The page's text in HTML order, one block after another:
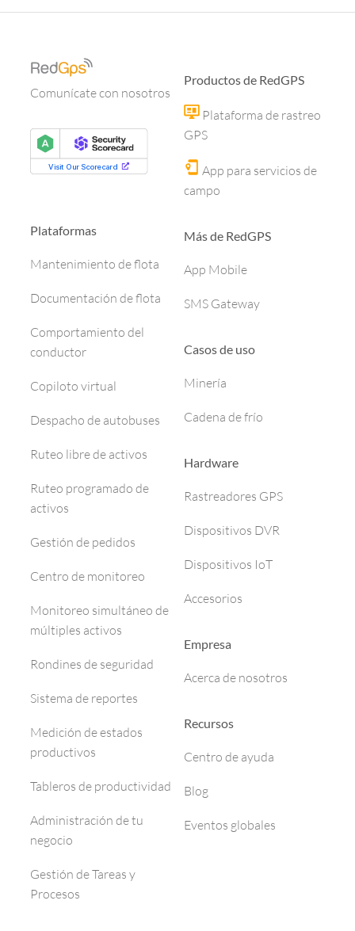
Comunícate con nosotros
Plataformas
Mantenimiento de flota
Documentación de flota
Comportamiento del
conductor
Copiloto virtual
Despacho de autobuses
Ruteo libre de activos
Ruteo programado de
activos
Gestión de pedidos
Centro de monitoreo
Monitoreo simultáneo de
múltiples activos
Rondines de seguridad
Sistema de reportes
Medición de estados
productivos
Tableros de productividad
Administración de tu
negocio
Gestión de Tareas y
Procesos
Productos de RedGPS
Plataforma de rastreo
GPS
App para servicios de
campo
Más de RedGPS
App Mobile
SMS Gateway
Casos de uso
Minería
Cadena de frío
Hardware
Rastreadores GPS
Dispositivos DVR
Dispositivos IoT
Accesorios
Empresa
Acerca de nosotros
Recursos
Centro de ayuda
Blog
Eventos globales